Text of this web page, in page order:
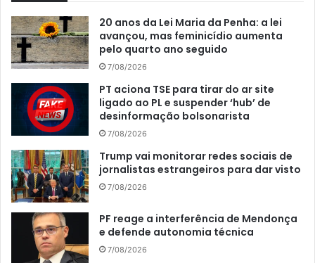
20 anos da Lei Maria da Penha: a lei
avançou, mas feminicídio aumenta
pelo quarto ano seguido
7/08/2026
PT aciona TSE para tirar do ar site
ligado ao PL e suspender ‘hub’ de
desinformação bolsonarista
7/08/2026
Trump vai monitorar redes sociais de
jornalistas estrangeiros para dar visto
7/08/2026
PF reage a interferência de Mendonça
e defende autonomia técnica
7/08/2026